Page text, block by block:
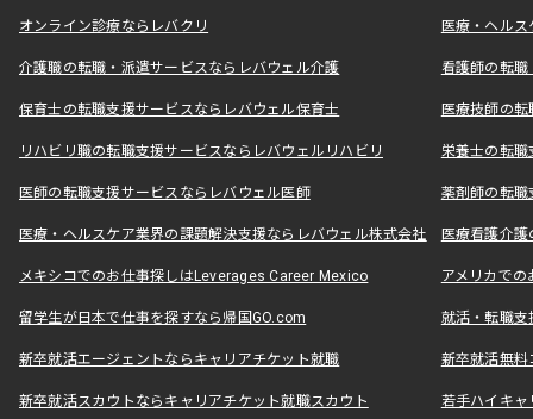
オンライン診療ならレバクリ 医療・ヘル
介護職の転職・派遣サービスならレバウェル介護 看護師の転
保育士の転職支援サービスならレバウェル保育士 医療技師の
リハビリ職の転職支援サービスならレバウェルリハビリ 栄養士の転
医師の転職支援サービスならレバウェル医師 薬剤師の転
医療・ヘルスケア業界の課題解決支援ならレバウェル株式会社 医療看護介
メキシコでのお仕事探しはLeverages Career Mexico アメリカで
留学生が日本で仕事を探すなら帰国GO.com 就活・転職
新卒就活エージェントならキャリアチケット就職 新卒就活無料
新卒就活スカウトならキャリアチケット就職スカウト 若手ハイキ